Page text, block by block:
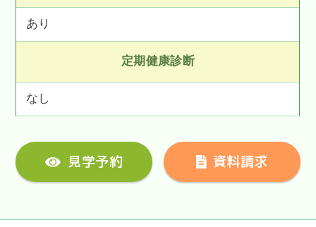
あり
定期健康診断
なし
見学予約 資料請求